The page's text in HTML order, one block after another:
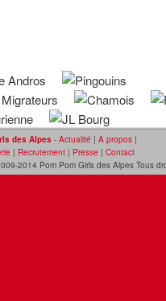
des Alpes - Actualité | A propos |
| Recrutement | Presse | Contact
2014 Pom Pom Girls des Alpes Tous